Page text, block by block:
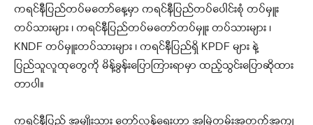
ကရင်နီပြည်တပ်မတော်နေ့မှာ ကရင်နီပြည်တပ်ပေါင်းစုံ တပ်မှူး
တပ်သားများ ၊ ကရင်နီပြည်တပ်မတော်တပ်မှူး တပ်သားများ ၊
KNDF တပ်မှူးတပ်သားများ ၊ ကရင်နီပြည်ရှိ KPDF များ နဲ့
ပြည်သူလူထုတွေကို မိန့်ခွန်းပြောကြားရာမှာ ထည့်သွင်းပြောဆိုထား
တာပါ။
ကရင်နီပြည် အမျိုးသား တော်လှန်ရေးဟာ အမြဲတမ်းအတက်အကျ